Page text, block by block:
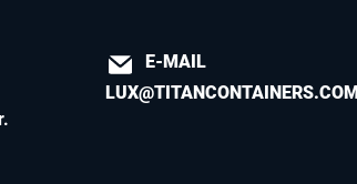
E-MAIL
LUX@TITANCONTAINERS.COM